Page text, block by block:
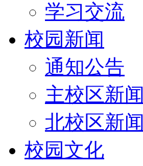
学习交流
校园新闻
通知公告
主校区新闻
北校区新闻
校园文化